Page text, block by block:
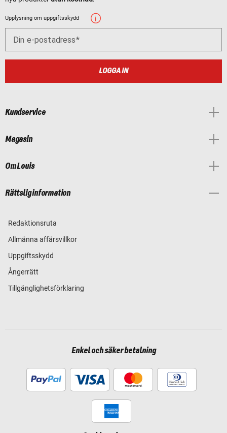
Upplysning om uppgiftsskydd
Din e-postadress
LOGGA IN
Kundservice
Magasin
Om Louis
Rättslig information
Redaktionsruta
Allmänna affärsvillkor
Uppgiftsskydd
Ångerrätt
Tillgänglighetsförklaring
Enkel och säker betalning